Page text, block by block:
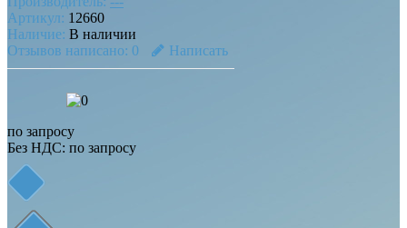
Артикул: 12660
Наличие: В наличии
Отзывов написано: 0 Написать
по запросу
Без НДС: по запросу